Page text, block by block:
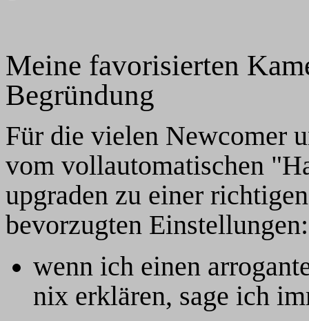
Meine favorisierten
Begründung
Für die vielen Newcomer
vom vollautomatischen
upgraden zu einer
bevorzugten Einstellungen:
wenn ich einen
nix erklären, sage ich